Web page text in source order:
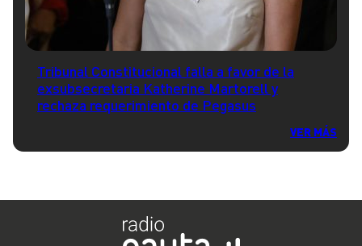
Tribunal Constitucional falla a favor de la
exsubsecretaria Katherine Martorell y
rechaza requerimiento de Pegasus
VER MÁS